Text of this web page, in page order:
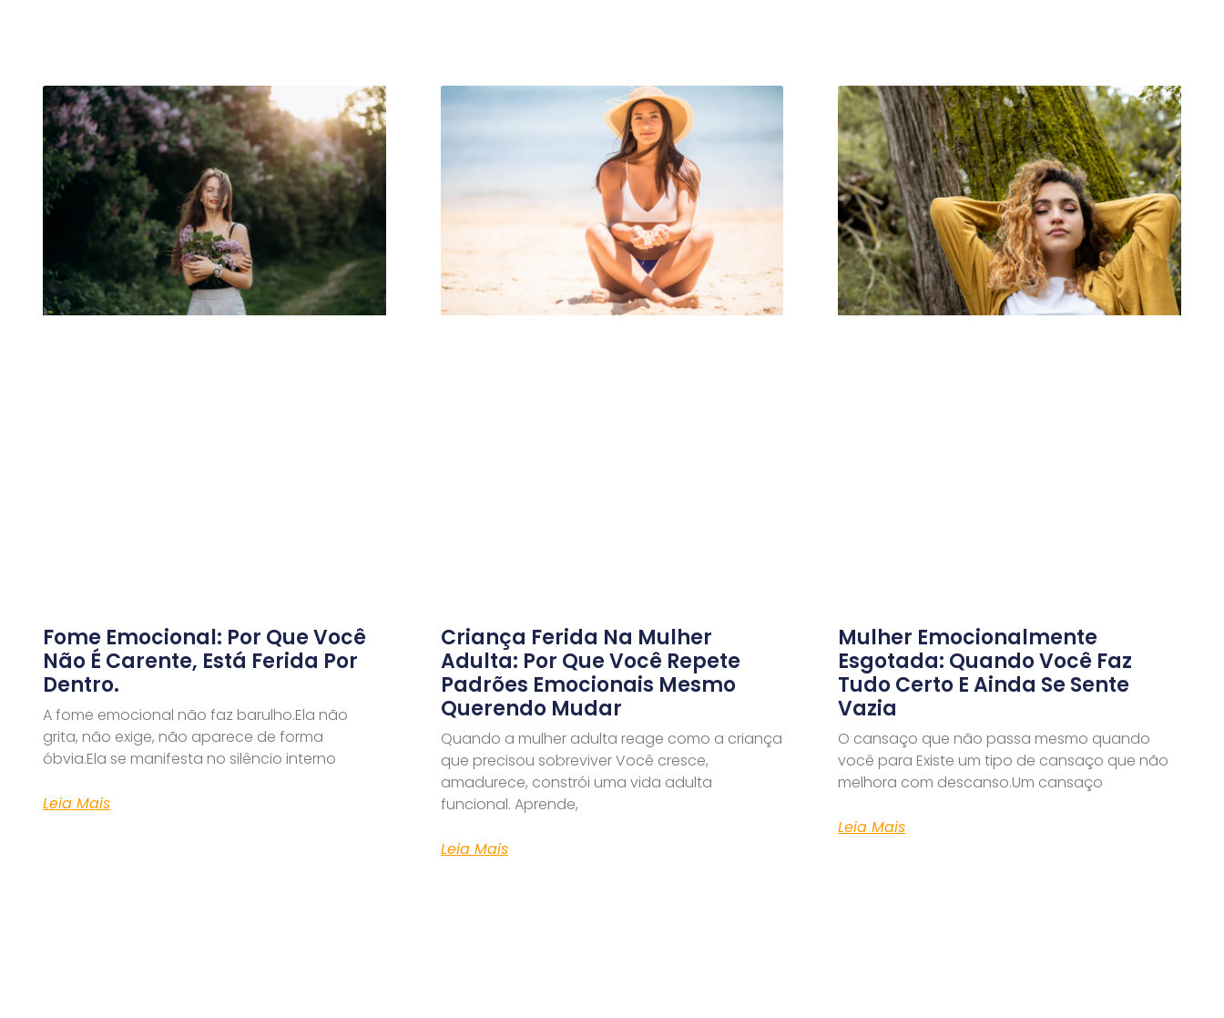
Fome Emocional: Por Que Você
Não É Carente, Está Ferida Por
Dentro.
A fome emocional não faz barulho.Ela não
grita, não exige, não aparece de forma
óbvia.Ela se manifesta no silêncio interno
Leia Mais
Criança Ferida Na Mulher
Adulta: Por Que Você Repete
Padrões Emocionais Mesmo
Querendo Mudar
Quando a mulher adulta reage como a criança
que precisou sobreviver Você cresce,
amadurece, constrói uma vida adulta
funcional. Aprende,
Leia Mais
Mulher Emocionalmente
Esgotada: Quando Você Faz
Tudo Certo E Ainda Se Sente
Vazia
O cansaço que não passa mesmo quando
você para Existe um tipo de cansaço que não
melhora com descanso.Um cansaço
Leia Mais